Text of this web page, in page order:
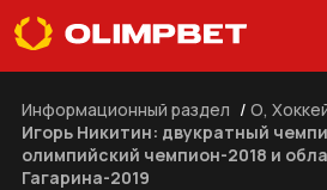
Информационный раздел / О,
Игорь Никитин: двукратный
олимпийский чемпион-2018 и
Гагарина-2019